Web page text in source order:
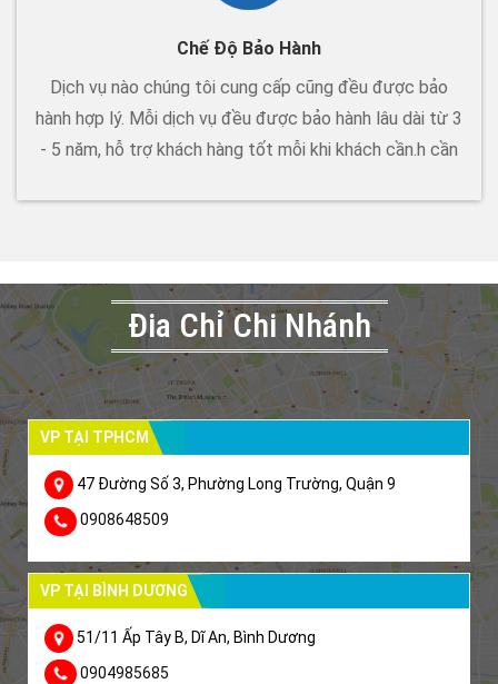
Chế Độ Bảo Hành
Dịch vụ nào chúng tôi cung cấp cũng đều được bảo
hành hợp lý. Mỗi dịch vụ đều được bảo hành lâu dài từ 3
- 5 năm, hỗ trợ khách hàng tốt mỗi khi khách cần.h cần
Đia Chỉ Chi Nhánh
VP TẠI TPHCM
47 Đường Số 3, Phường Long Trường, Quận 9
0908648509
VP TẠI BÌNH DƯƠNG
51/11 Ấp Tây B, Dĩ An, Bình Dương
0904985685